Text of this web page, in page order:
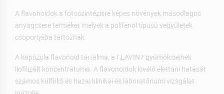
A flavonoidok a fotoszintézisre képes növények másodlagos
anyagcsere termékei, melyek a polifenol típusú vegyületek
csoportjába tartoznak.
A kapszula flavonoid tartalma, a FLAVIN7 gyümölcseinek
liofilizált koncentrátuma. A flavonoidok kiváló élettani hatását
számos külföldi és hazai klinikai és laboratóriumi vizsgálat